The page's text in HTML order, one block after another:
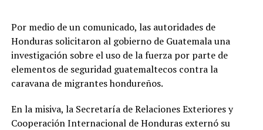
Por medio de un comunicado, las autoridades de
Honduras solicitaron al gobierno de Guatemala una
investigación sobre el uso de la fuerza por parte de
elementos de seguridad guatemaltecos contra la
caravana de migrantes hondureños.
En la misiva, la Secretaría de Relaciones Exteriores y
Cooperación Internacional de Honduras externó su